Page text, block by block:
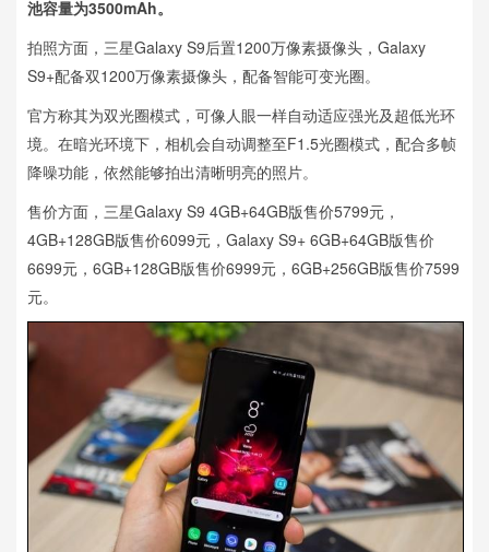
池容量为3500mAh。
拍照方面，三星Galaxy S9后置1200万像素摄像头，Galaxy
S9+配备双1200万像素摄像头，配备智能可变光圈。
官方称其为双光圈模式，可像人眼一样自动适应强光及超低光环
境。在暗光环境下，相机会自动调整至F1.5光圈模式，配合多帧
降噪功能，依然能够拍出清晰明亮的照片。
售价方面，三星Galaxy S9 4GB+64GB版售价5799元，
4GB+128GB版售价6099元，Galaxy S9+ 6GB+64GB版售价
6699元，6GB+128GB版售价6999元，6GB+256GB版售价7599
元。